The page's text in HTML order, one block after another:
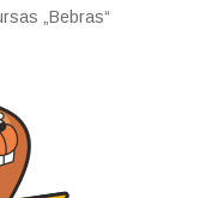
„Bebras“